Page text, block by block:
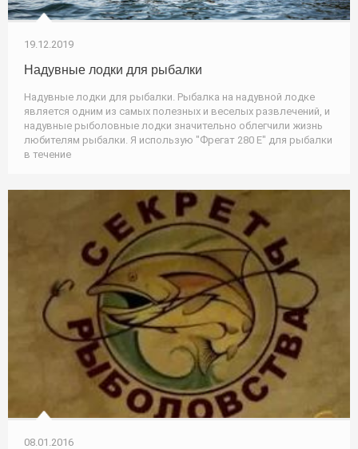
19.12.2019
Надувные лодки для рыбалки
Надувные лодки для рыбалки. Рыбалка на надувной лодке
является одним из самых полезных и веселых развлечений, и
надувные рыболовные лодки значительно облегчили жизнь
любителям рыбалки. Я использую "Фрегат 280 Е" для рыбалки
в течение
08.01.2016